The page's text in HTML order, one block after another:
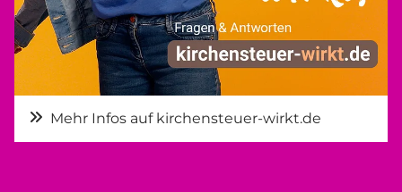
Mehr Infos auf kirchensteuer-wirkt.de